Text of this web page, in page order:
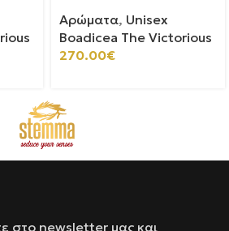
Αρώματα, Unisex
Boadicea The Victorious
270.00€
στο newsletter μας και